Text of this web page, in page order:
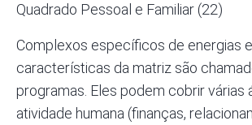
Quadrado Pessoal e Familiar (22)
Complexos específicos de energias
características da matriz são
programas. Eles podem cobrir várias
atividade humana (finanças,